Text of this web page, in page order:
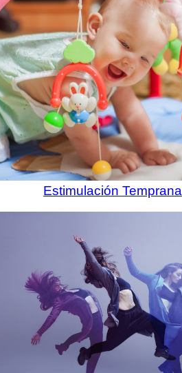
Estimulación Temprana